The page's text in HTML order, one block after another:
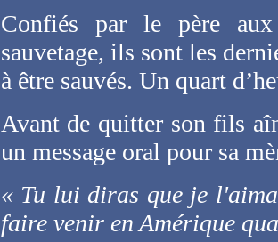
Confiés par le père
sauvetage, ils sont les
à être sauvés. Un quart
Avant de quitter son fils
un message oral pour sa
« Tu lui diras que je
faire venir en Amérique